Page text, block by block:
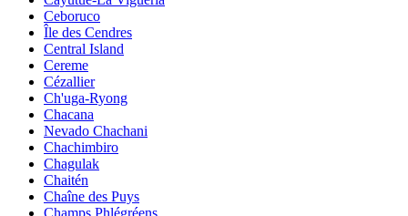
Ceboruco
Île des Cendres
Central Island
Cereme
Cézallier
Ch'uga-Ryong
Chacana
Nevado Chachani
Chachimbiro
Chagulak
Chaitén
Chaîne des Puys
Champs Phlégréens